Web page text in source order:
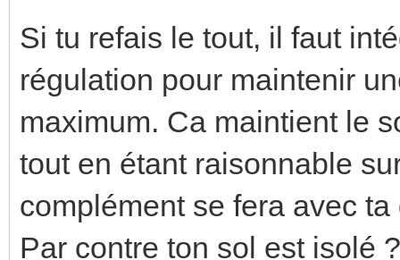
Si tu refais le tout, il faut
régulation pour maintenir
maximum. Ca maintient le
tout en étant raisonnable
complément se fera avec
Par contre ton sol est isolé